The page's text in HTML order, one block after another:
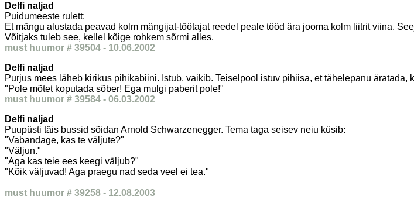
Delfi naljad
Puidumeeste rulett:
Et mängu alustada peavad kolm mängijat-töötajat reedel peale tööd ära jooma kolm liitrit viina.
Võitjaks tuleb see, kellel kõige rohkem sõrmi alles.
must huumor # 39504 - 10.06.2002
Delfi naljad
Purjus mees läheb kirikus pihikabiini. Istub, vaikib. Teiselpool istuv pihiisa, et tähelepanu
"Pole mõtet koputada sõber! Ega mulgi paberit pole!"
must huumor # 39584 - 06.03.2002
Delfi naljad
Puupüsti täis bussid sõidan Arnold Schwarzenegger. Tema taga seisev neiu küsib:
"Vabandage, kas te väljute?"
"Väljun."
"Aga kas teie ees keegi väljub?"
"Kõik väljuvad! Aga praegu nad seda veel ei tea."
must huumor # 39258 - 12.08.2003